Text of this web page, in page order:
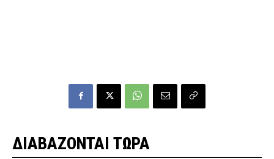
ΔΙΑΒΑΖΟΝΤΑΙ ΤΩΡΑ